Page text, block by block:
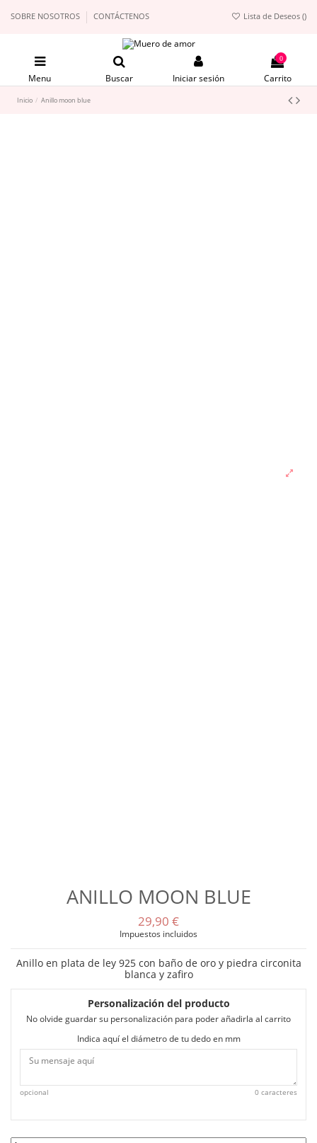
SOBRE NOSOTROS CONTÁCTENOS Lista de Deseos ()
Menu Buscar Iniciar sesión
0
Carrito
Inicio Anillo moon blue
ANILLO MOON BLUE
29,90 €
Impuestos incluidos
Anillo en plata de ley 925 con baño de oro y piedra circonita
blanca y zafiro
Personalización del producto
No olvide guardar su personalización para poder añadirla al carrito
Indica aquí el diámetro de tu dedo en mm
opcional 0 caracteres